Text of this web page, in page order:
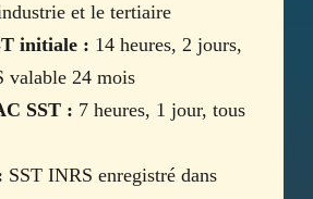
et le tertiaire
initiale : 14 heures, 2 jours,
valable 24 mois
SST : 7 heures, 1 jour, tous
SST INRS enregistré dans